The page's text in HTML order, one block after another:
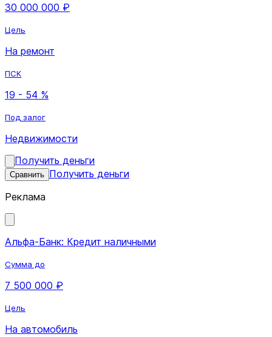
30 000 000 ₽
Цель
На ремонт
ПСК
19 - 54 %
Под залог
Недвижимости
Получить деньги
Сравнить Получить деньги
Реклама
Альфа-Банк: Кредит наличными
Сумма до
7 500 000 ₽
Цель
На автомобиль